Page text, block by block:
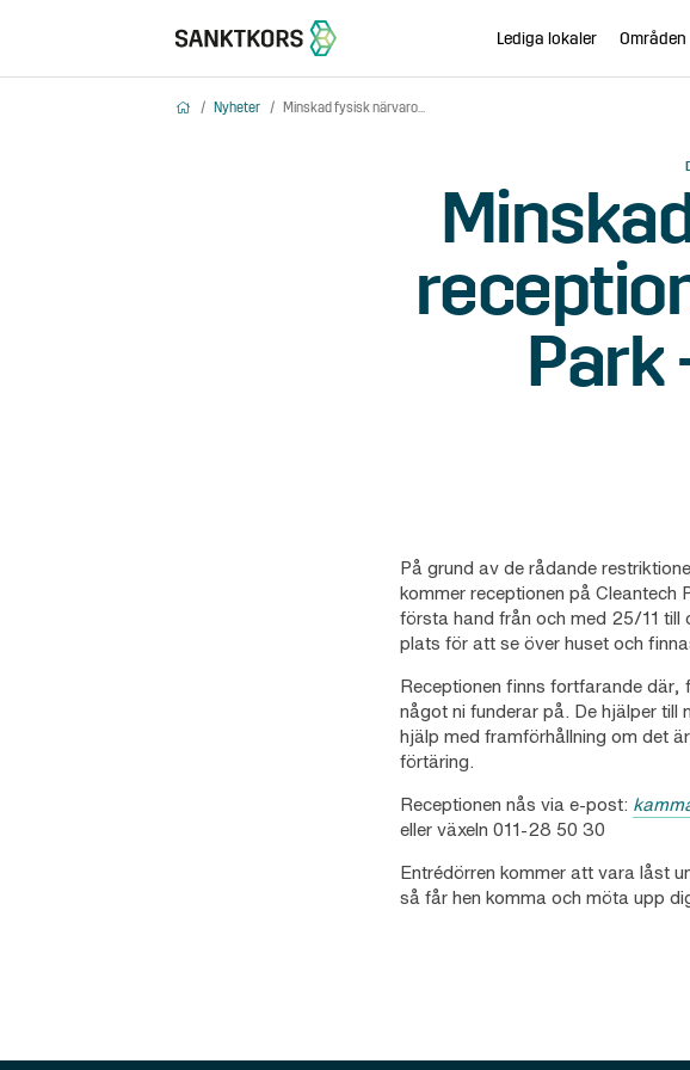
Lediga lokaler Områden
HemNyheter
Park
På grund av de rådande
kommer receptionen på
första hand från och med 25/11 till
plats för att se över huset och
Receptionen finns fortfarande
något ni funderar på. De hjälper till
hjälp med framförhållning om det
förtäring.
Receptionen nås via e-post:
eller växeln 011-28 50 30
Entrédörren kommer att vara låst
så får hen komma och möta upp